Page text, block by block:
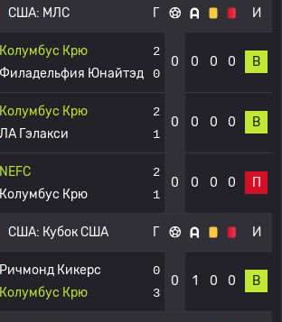
США: МЛС Г И
Колумбус Крю
Филадельфия Юнайтэд
2
0
0 0 0 0 В
Колумбус Крю
ЛА Гэлакси
2
1
0 0 0 0 В
NEFC
Колумбус Крю
2
1
0 0 0 0 П
США: Кубок США Г И
Ричмонд Кикерс
Колумбус Крю
0
3
0 1 0 0 В